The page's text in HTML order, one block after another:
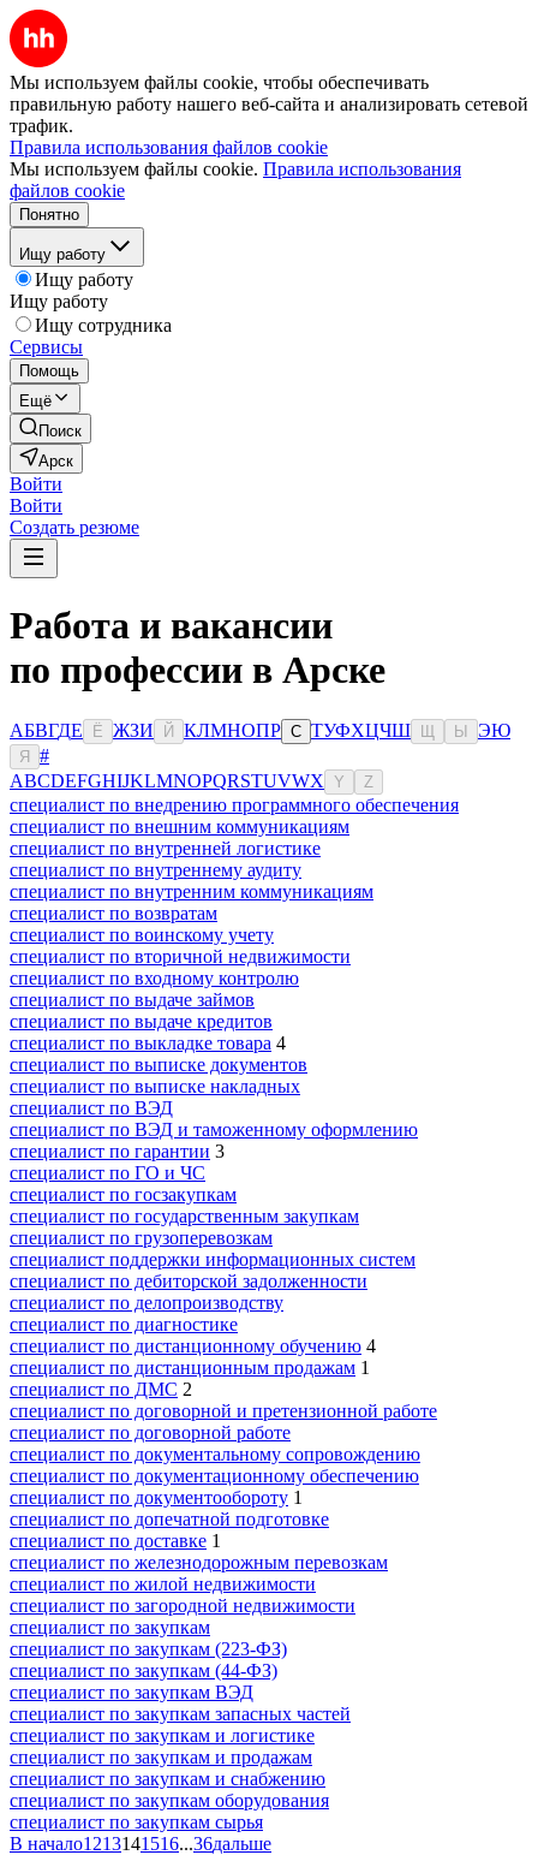
Мы используем файлы cookie, чтобы обеспечивать
правильную работу нашего веб-сайта и анализировать сетевой
трафик.
Правила использования файлов cookie
Мы используем файлы cookie. Правила использования
файлов cookie
Понятно
Ищу работу
Ищу работу
Ищу работу
Ищу сотрудника
Сервисы
Помощь
Ещё
Поиск
Арск
Войти
Войти
Создать резюме
Работа и вакансии
по профессии в Арске
АБВГДЕ Ё ЖЗИ Й КЛМНОПР С ТУФХЦЧШ Ы ЭЮ
Я
#
ABCDEFGHIJKLMNOPQRSTUVWX Y Z
специалист по внедрению программного обеспечения
специалист по внешним коммуникациям
специалист по внутренней логистике
специалист по внутреннему аудиту
специалист по внутренним коммуникациям
специалист по возвратам
специалист по воинскому учету
специалист по вторичной недвижимости
специалист по входному контролю
специалист по выдаче займов
специалист по выдаче кредитов
специалист по выкладке товара 4
специалист по выписке документов
специалист по выписке накладных
специалист по ВЭД
специалист по ВЭД и таможенному оформлению
специалист по гарантии 3
специалист по ГО и ЧС
специалист по госзакупкам
специалист по государственным закупкам
специалист по грузоперевозкам
специалист поддержки информационных систем
специалист по дебиторской задолженности
специалист по делопроизводству
специалист по диагностике
специалист по дистанционному обучению 4
специалист по дистанционным продажам 1
специалист по ДМС 2
специалист по договорной и претензионной работе
специалист по договорной работе
специалист по документальному сопровождению
специалист по документационному обеспечению
специалист по документообороту 1
специалист по допечатной подготовке
специалист по доставке 1
специалист по железнодорожным перевозкам
специалист по жилой недвижимости
специалист по загородной недвижимости
специалист по закупкам
специалист по закупкам (223-ФЗ)
специалист по закупкам (44-ФЗ)
специалист по закупкам ВЭД
специалист по закупкам запасных частей
специалист по закупкам и логистике
специалист по закупкам и продажам
специалист по закупкам и снабжению
специалист по закупкам оборудования
специалист по закупкам сырья
В начало1213141516...36дальше